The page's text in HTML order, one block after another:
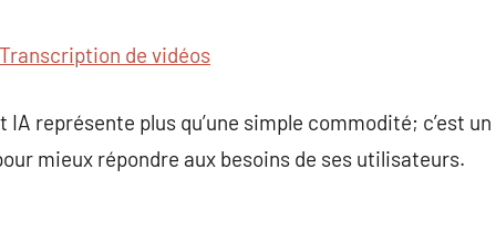
Transcription de vidéos
représente plus qu’une simple commodité; c’est
mieux répondre aux besoins de ses utilisateurs.